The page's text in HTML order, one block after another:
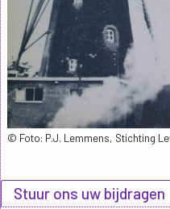
© Foto: P.J. Lemmens, Stichting
Stuur ons uw bijdragen